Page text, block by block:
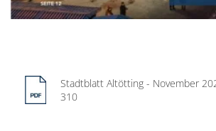
Stadtblatt Altötting - November
310